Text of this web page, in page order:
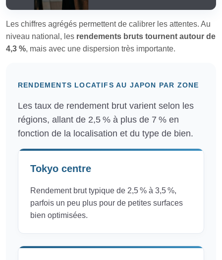
Les chiffres agrégés permettent de calibrer les attentes. Au
niveau national, les rendements bruts tournent autour de
4,3 %, mais avec une dispersion très importante.
RENDEMENTS LOCATIFS AU JAPON PAR ZONE
Les taux de rendement brut varient selon les
régions, allant de 2,5 % à plus de 7 % en
fonction de la localisation et du type de bien.
Tokyo centre
Rendement brut typique de 2,5 % à 3,5 %,
parfois un peu plus pour de petites surfaces
bien optimisées.